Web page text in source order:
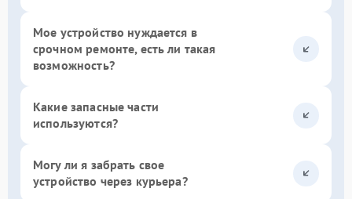
Мое устройство нуждается в
срочном ремонте, есть ли такая
возможность?
Какие запасные части
используются?
Могу ли я забрать свое
устройство через курьера?